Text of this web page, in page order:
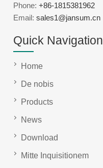
Phone:+86-1815381962
Email:sales1@jansum.cn
Quick Navigation
Home
De nobis
Products
News
Download
Mitte Inquisitionem